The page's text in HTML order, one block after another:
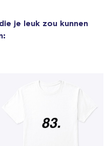
die je leuk zou kunnen